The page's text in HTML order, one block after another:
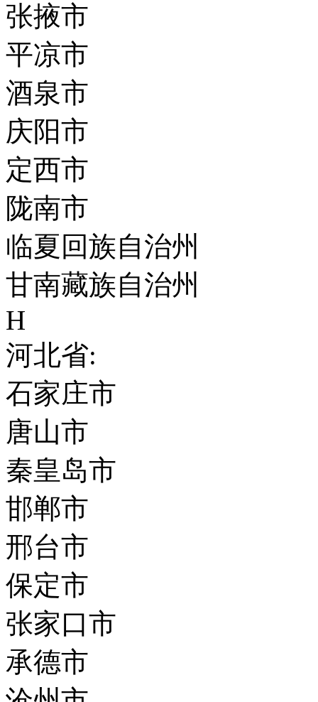
张掖市
平凉市
酒泉市
庆阳市
定西市
陇南市
临夏回族自治州
甘南藏族自治州
H
河北省:
石家庄市
唐山市
秦皇岛市
邯郸市
邢台市
保定市
张家口市
承德市